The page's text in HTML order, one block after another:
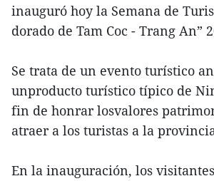
inauguró hoy la Semana de
dorado de Tam Coc - Trang An”
Se trata de un evento turístico
unproducto turístico típico de
fin de honrar losvalores
atraer a los turistas a la
En la inauguración, los